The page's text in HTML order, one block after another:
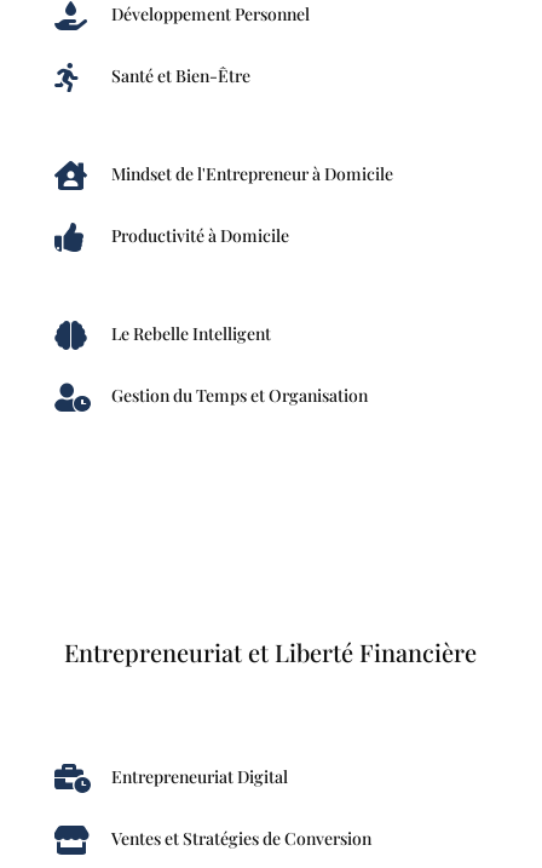
 Développement Personnel
 Santé et Bien-Être
 Mindset de l'Entrepreneur à Domicile
 Productivité à Domicile
 Le Rebelle Intelligent
 Gestion du Temps et Organisation
Entrepreneuriat et Liberté Financière
 Entrepreneuriat Digital
 Ventes et Stratégies de Conversion